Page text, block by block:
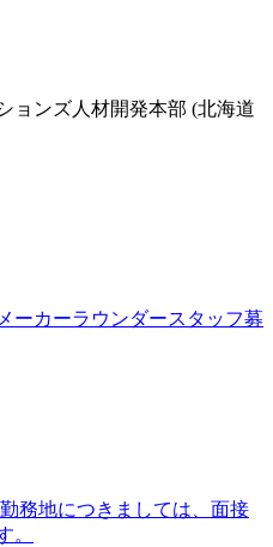
ョンズ人材開発本部 (北海道
ーカーラウンダースタッフ募
務地につきましては、面接
。